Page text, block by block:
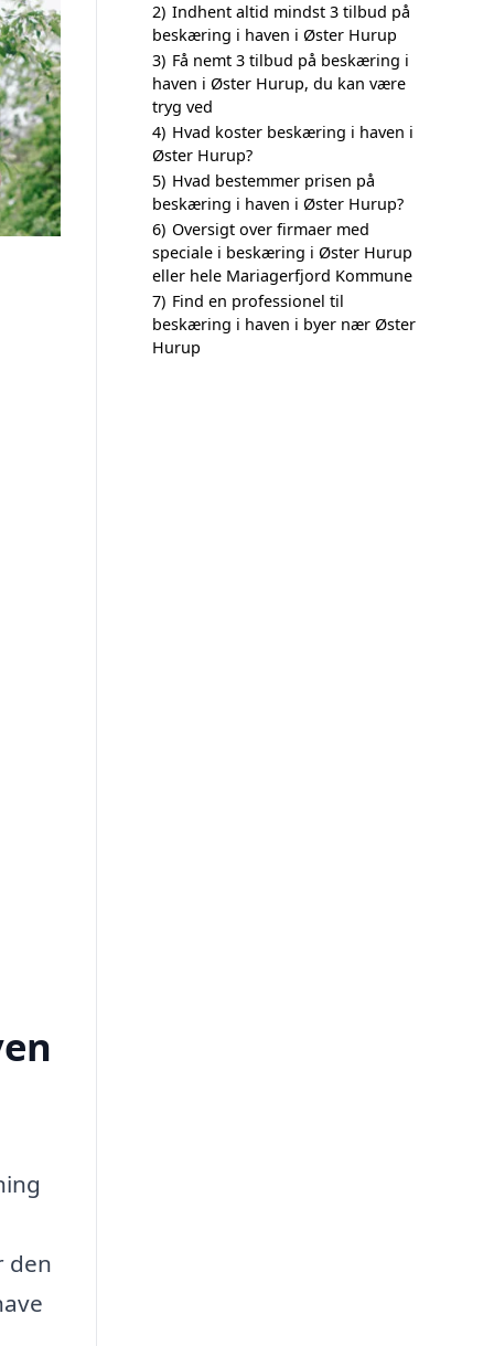
den
2) Indhent altid mindst 3 tilbud på
beskæring i haven i Øster Hurup
3) Få nemt 3 tilbud på beskæring i
haven i Øster Hurup, du kan være
tryg ved
4) Hvad koster beskæring i haven i
Øster Hurup?
5) Hvad bestemmer prisen på
beskæring i haven i Øster Hurup?
6) Oversigt over firmaer med
speciale i beskæring i Øster Hurup
eller hele Mariagerfjord Kommune
7) Find en professionel til
beskæring i haven i byer nær Øster
Hurup